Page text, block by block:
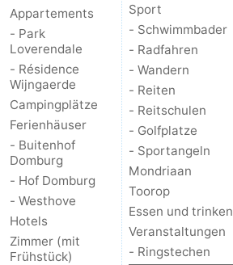
Appartements
- Park
Loverendale
- Résidence
Wijngaerde
Campingplätze
Ferienhäuser
- Buitenhof
Domburg
- Hof Domburg
- Westhove
Hotels
Zimmer (mit
Frühstück)
Sport
- Schwimmbader
- Radfahren
- Wandern
- Reiten
- Reitschulen
- Golfplatze
- Sportangeln
Mondriaan
Toorop
Essen und trinken
Veranstaltungen
- Ringstechen